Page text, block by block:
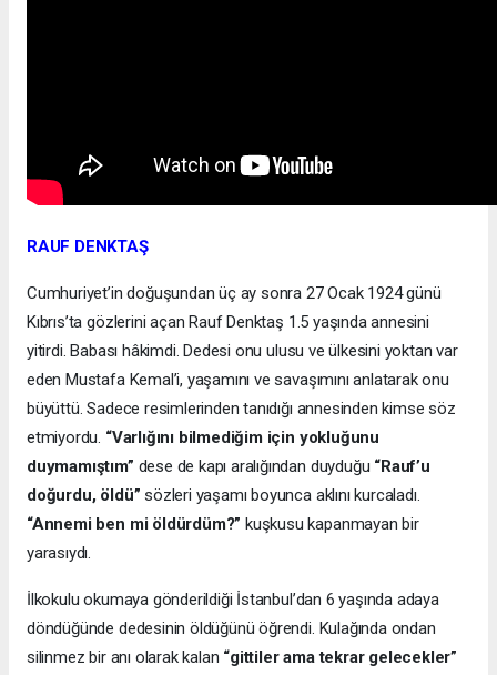
RAUF DENKTAŞ
Cumhuriyet’in doğuşundan üç ay sonra 27 Ocak 1924 günü
Kıbrıs’ta gözlerini açan Rauf Denktaş 1.5 yaşında annesini
yitirdi. Babası hâkimdi. Dedesi onu ulusu ve ülkesini yoktan var
eden Mustafa Kemal’i, yaşamını ve savaşımını anlatarak onu
büyüttü. Sadece resimlerinden tanıdığı annesinden kimse söz
etmiyordu. “Varlığını bilmediğim için yokluğunu
duymamıştım” dese de kapı aralığından duyduğu “Rauf’u
doğurdu, öldü” sözleri yaşamı boyunca aklını kurcaladı.
“Annemi ben mi öldürdüm?”kuşkusu kapanmayan bir
yarasıydı.
İlkokulu okumaya gönderildiği İstanbul’dan 6 yaşında adaya
döndüğünde dedesinin öldüğünü öğrendi. Kulağında ondan
silinmez bir anı olarak kalan “gittiler ama tekrar gelecekler”